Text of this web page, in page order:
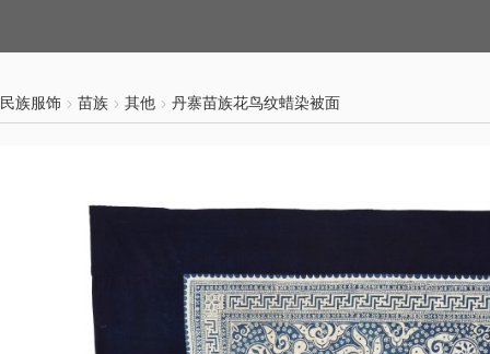
民族服饰 苗族 其他 丹寨苗族花鸟纹蜡染被面